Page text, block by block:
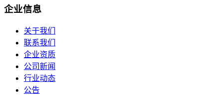
企业信息
关于我们
联系我们
企业资质
公司新闻
行业动态
公告